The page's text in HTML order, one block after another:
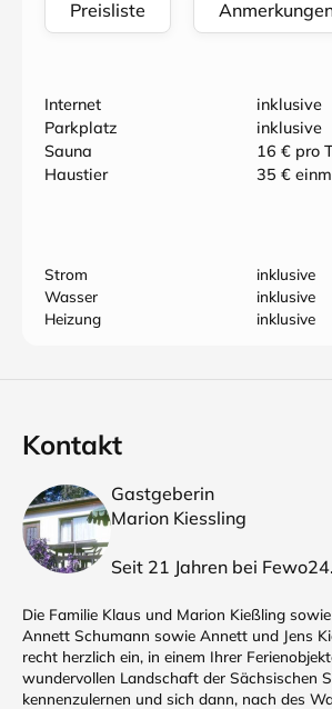
Preisliste
Internet
inklusive
Parkplatz
inklusive
Sauna
16 € pro
Haustier
35 €
Strom
inklusive
Wasser
inklusive
Heizung
inklusive
Kontakt
Gastgeberin
Marion Kiessling
Seit 21 Jahren bei
Die Familie Klaus und Marion Kießling
Annett Schumann sowie Annett und Jens
recht herzlich ein, in einem Ihrer
wundervollen Landschaft der Sächsischen
kennenzulernen und sich dann, nach des